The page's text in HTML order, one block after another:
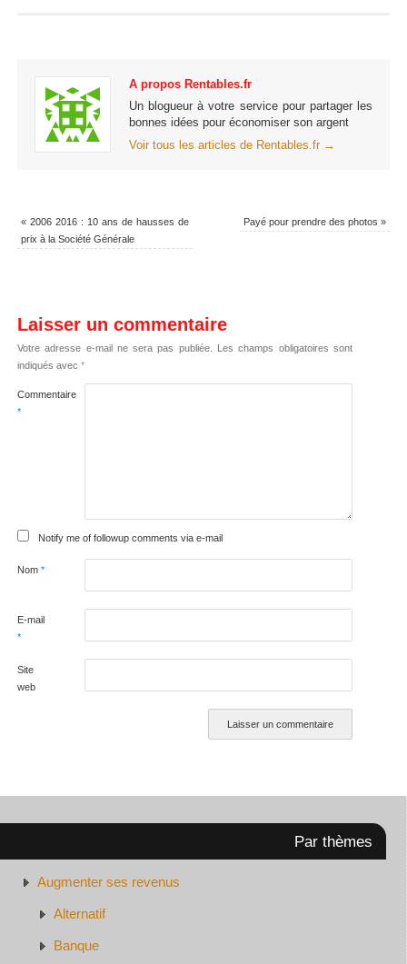
A propos Rentables.fr
Un blogueur à votre service pour partager les
bonnes idées pour économiser son argent
Voir tous les articles de Rentables.fr →
«2006 2016 : 10 ans de hausses de
prix à la Société Générale
Payé pour prendre des photos»
Laisser un commentaire
Votre adresse e-mail ne sera pas publiée.
Les champs obligatoires sont
indiqués avec *
Commentaire
*
Notify me of followup comments via e-mail
Nom *
E-mail
*
Site
web
Par thèmes
Augmenter ses revenus
Alternatif
Banque